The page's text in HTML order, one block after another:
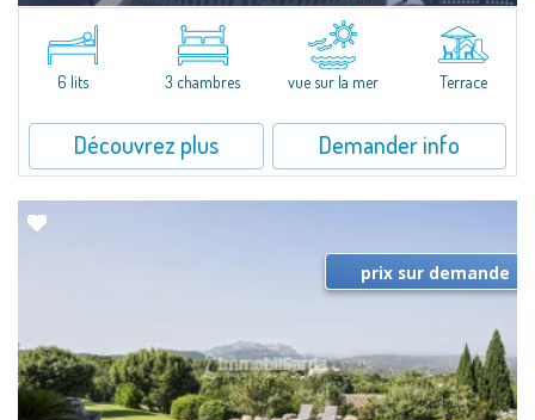
​A few steps from the Bay of Piccolo Pevero, Villetta Li Nibani is located in a
quiet condo with breathtaking views of the sea of Costa Smeralda, in a
strategic position to reach the beach in a few minutes' walk.The...
6 lits 3 chambres vue sur la mer Terrace
Découvrez plus Demander info
prix sur demande